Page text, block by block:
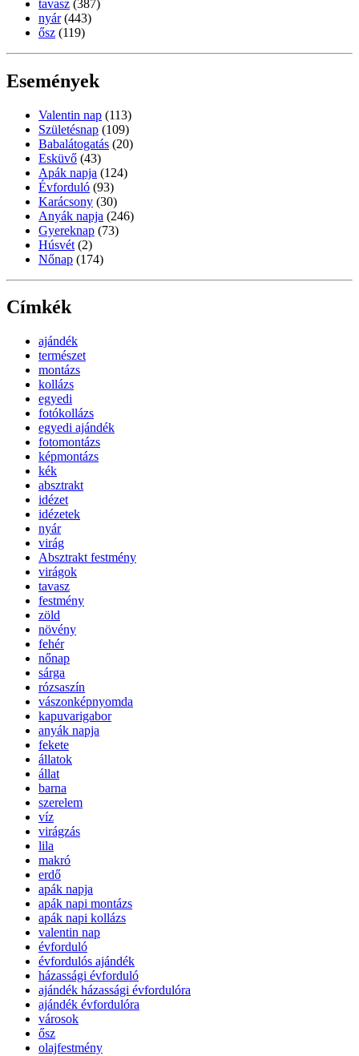
tavasz (387)
nyár (443)
ősz (119)
Események
Valentin nap (113)
Születésnap (109)
Babalátogatás (20)
Esküvő (43)
Apák napja (124)
Évforduló (93)
Karácsony (30)
Anyák napja (246)
Gyereknap (73)
Húsvét (2)
Nőnap (174)
Címkék
ajándék
természet
montázs
kollázs
egyedi
fotókollázs
egyedi ajándék
fotomontázs
képmontázs
kék
absztrakt
idézet
idézetek
nyár
virág
Absztrakt festmény
virágok
tavasz
festmény
zöld
növény
fehér
nőnap
sárga
rózsaszín
vászonképnyomda
kapuvarigabor
anyák napja
fekete
állatok
állat
barna
szerelem
víz
virágzás
lila
makró
erdő
apák napja
apák napi montázs
apák napi kollázs
valentin nap
évforduló
évfordulós ajándék
házassági évforduló
ajándék házassági évfordulóra
ajándék évfordulóra
városok
ősz
olajfestmény